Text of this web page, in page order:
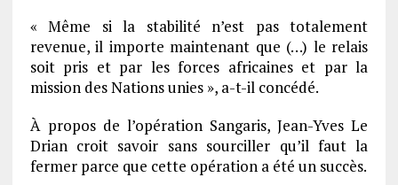
« Même si la stabilité n’est pas totalement
revenue, il importe maintenant que (…) le relais
soit pris et par les forces africaines et par la
mission des Nations unies », a-t-il concédé.
À propos de l’opération Sangaris, Jean-Yves Le
Drian croit savoir sans sourciller qu’il faut la
fermer parce que cette opération a été un succès.